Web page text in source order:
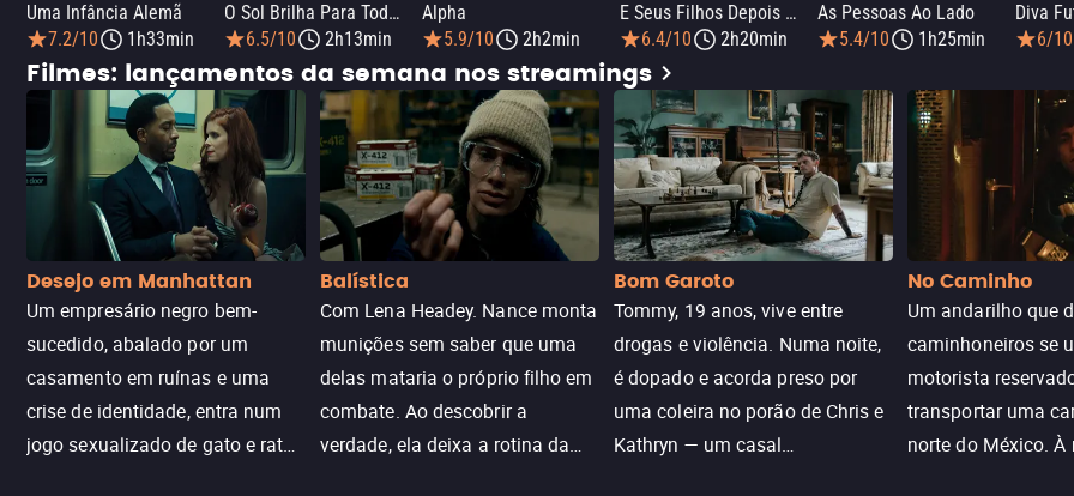
Uma Infância Alemã
7.2/10
1h33min
O Sol Brilha Para Todos
6.5/10
2h13min
Alpha
5.9/10
2h2min
E Seus Filhos Depois Deles
6.4/10
2h20min
As Pessoas Ao Lado
5.4/10
1h25min
Diva
6/10
Filmes: lançamentos da semana nos streamings
Desejo em Manhattan
Um empresário negro bem-
sucedido, abalado por um
casamento em ruínas e uma
crise de identidade, entra num
jogo sexualizado de gato e rato
Balística
Com Lena Headey. Nance monta
munições sem saber que uma
delas mataria o próprio filho em
combate. Ao descobrir a
verdade, ela deixa a rotina da
Bom Garoto
Tommy, 19 anos, vive entre
drogas e violência. Numa noite,
é dopado e acorda preso por
uma coleira no porão de Chris e
Kathryn — um casal
No Caminho
Um andarilho que
caminhoneiros se
motorista
transportar uma
norte do México. À